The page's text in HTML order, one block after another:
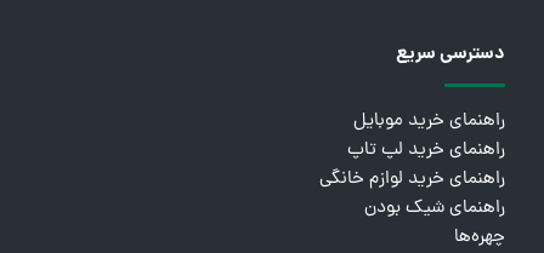
دسترسی سریع
راهنمای خرید موبایل
راهنمای خرید لپ تاپ
راهنمای خرید لوازم خانگی
راهنمای شیک بودن
چهره‌ها